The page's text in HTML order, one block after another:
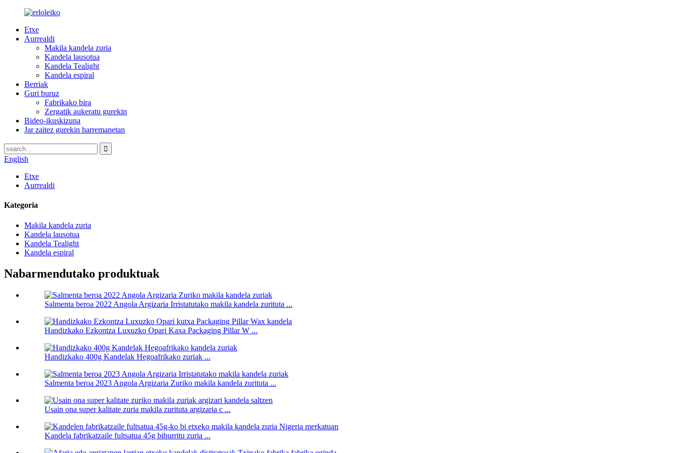
Etxe
Aurrealdi
Makila kandela zuria
Kandela lausotua
Kandela Tealight
Kandela espiral
Berriak
Guri buruz
Fabrikako bira
Zergatik aukeratu gurekin
Bideo-ikuskizuna
Jar zaitez gurekin harremanetan
English
Etxe
Aurrealdi
Kategoria
Makila kandela zuria
Kandela lausotua
Kandela Tealight
Kandela espiral
Nabarmendutako produktuak
Salmenta beroa 2022 Angola Argizaria Irristatutako makila kandela zurituta ...
Handizkako Ezkontza Luxuzko Opari Kaxa Packaging Pillar W ...
Handizkako 400g Kandelak Hegoafrikako zuriak ...
Salmenta beroa 2023 Angola Argizaria Zuriko makila kandela zurituta ...
Usain ona super kalitate zuria makila zurituta argizaria c ...
Kandela fabrikatzaile fultsatua 45g bihurritu zuria ...